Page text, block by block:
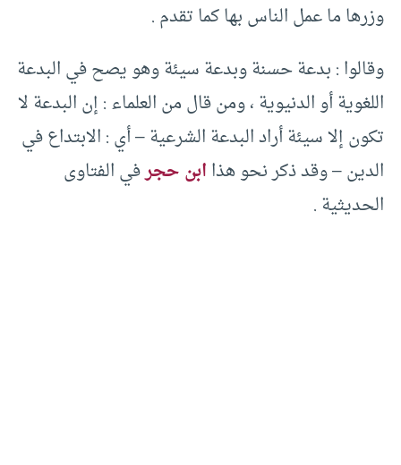
وزرها ما عمل الناس بها كما تقدم .
وقالوا : بدعة حسنة وبدعة سيئة وهو يصح في البدعة
اللغوية أو الدنيوية ، ومن قال من العلماء : إن البدعة لا
تكون إلا سيئة أراد البدعة الشرعية – أي : الابتداع في
الدين – وقد ذكر نحو هذاابن حجرفي الفتاوى
الحديثية .